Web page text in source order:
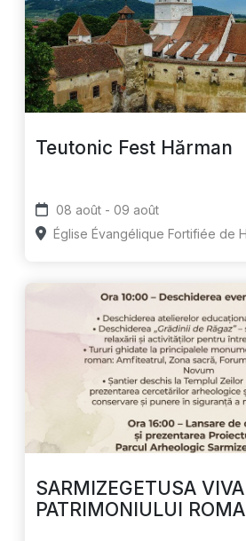
Teutonic Fest Hărman
08 août - 09 août
Église Évangélique Fortifiée de
SARMIZEGETUSA
PATRIMONIULUI